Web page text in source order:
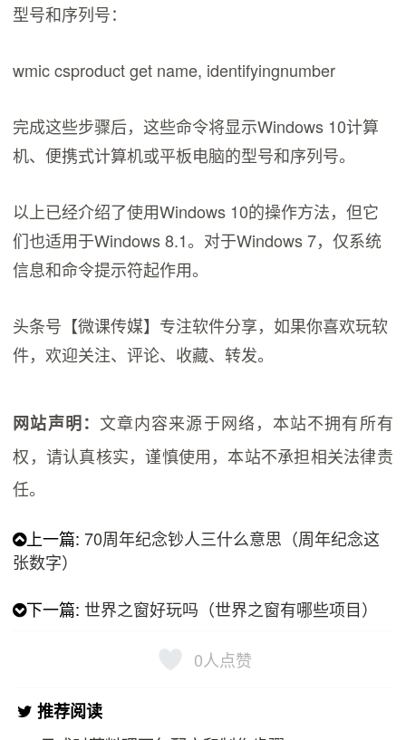
型号和序列号：
wmic csproduct get name, identifyingnumber
完成这些步骤后，这些命令将显示Windows 10计算
机、便携式计算机或平板电脑的型号和序列号。
以上已经介绍了使用Windows 10的操作方法，但它
们也适用于Windows 8.1。对于Windows 7，仅系统
信息和命令提示符起作用。
头条号【微课传媒】专注软件分享，如果你喜欢玩软
件，欢迎关注、评论、收藏、转发。
网站声明： 文章内容来源于网络，本站不拥有所有
权，请认真核实，谨慎使用，本站不承担相关法律责
任。
上一篇:70周年纪念钞人三什么意思（周年纪念这
张数字）
下一篇: 世界之窗好玩吗（世界之窗有哪些项目）
0人点赞
推荐阅读